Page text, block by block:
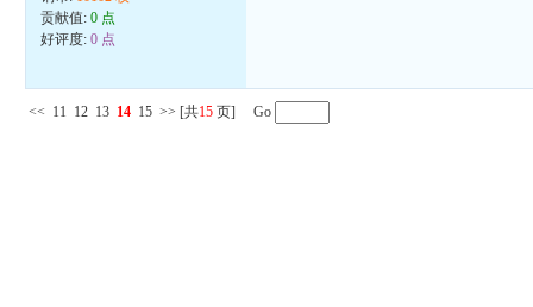
贡献值:0 点
好评度:0 点
<< 11 12 13 14 15 >> [共15 页] Go